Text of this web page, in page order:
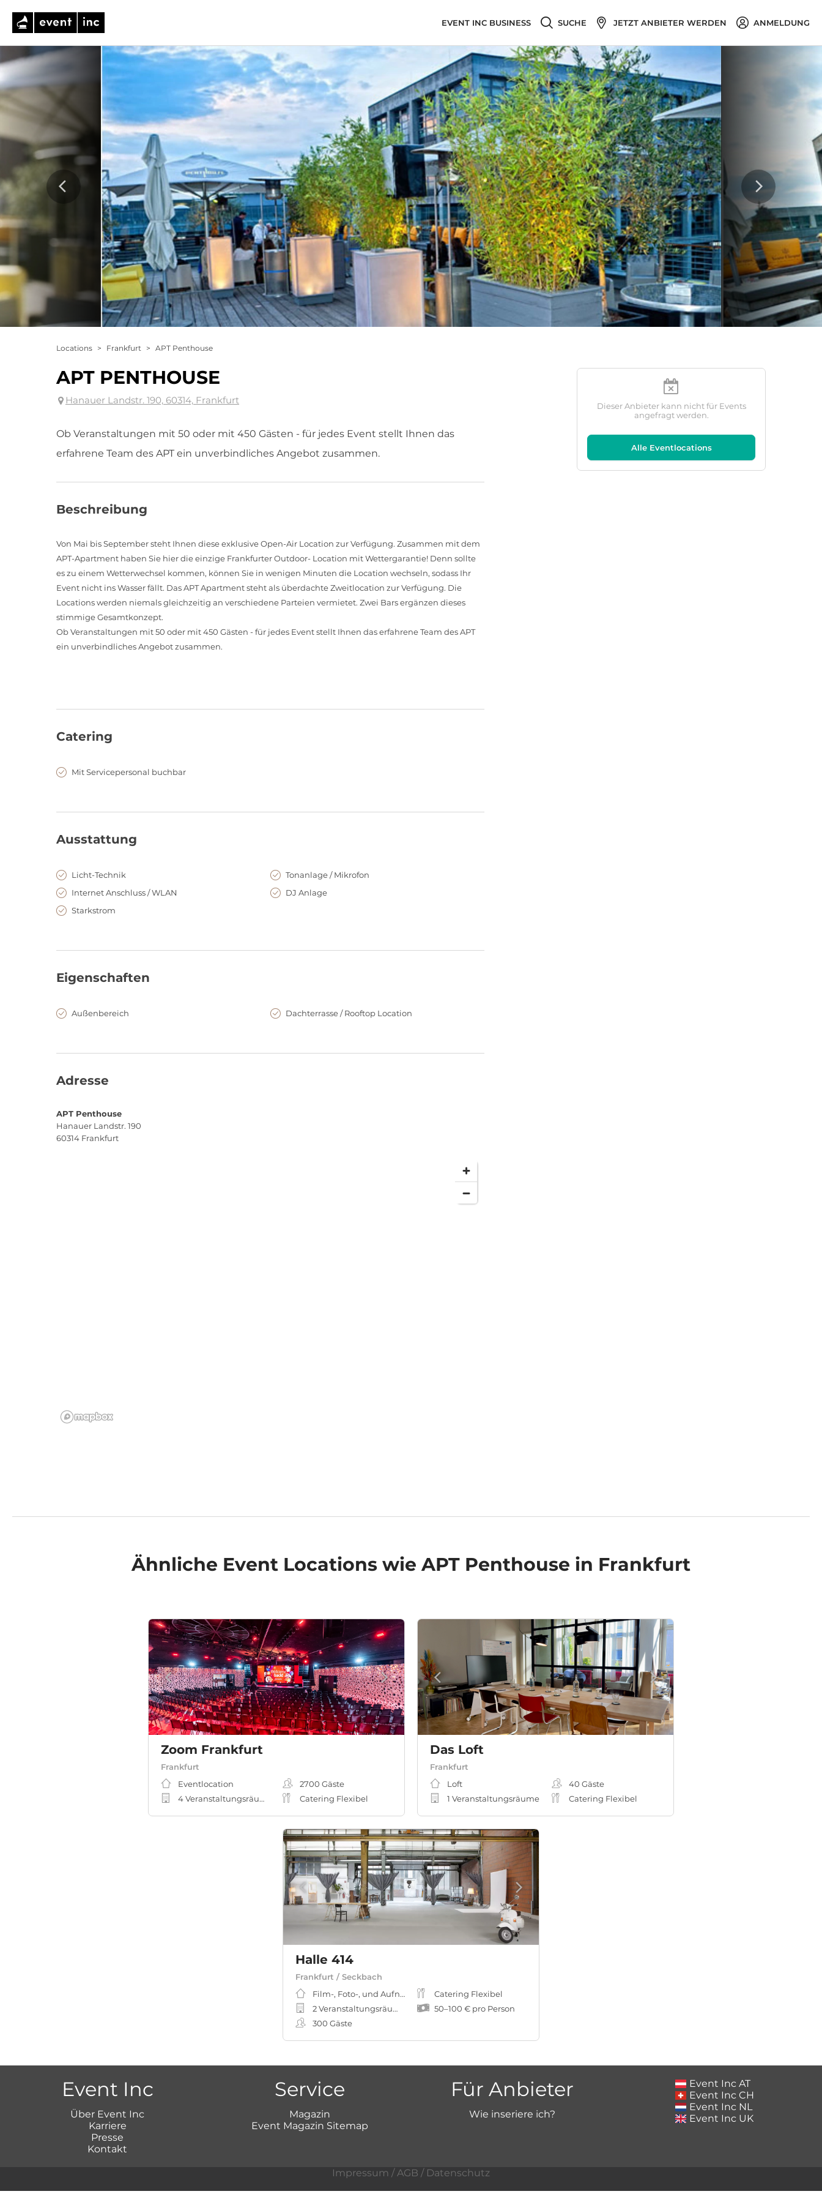
EVENT INC BUSINESS SUCHE JETZT ANBIETER WERDEN ANMELDUNG
Locations > Frankfurt > APT Penthouse
APT PENTHOUSE
Hanauer Landstr. 190, 60314, Frankfurt
Ob Veranstaltungen mit 50 oder mit 450 Gästen - für jedes Event stellt Ihnen das
erfahrene Team des APT ein unverbindliches Angebot zusammen.
Beschreibung
Von Mai bis September steht Ihnen diese exklusive Open-Air Location zur Verfügung. Zusammen mit dem
APT-Apartment haben Sie hier die einzige Frankfurter Outdoor- Location mit Wettergarantie! Denn sollte
es zu einem Wetterwechsel kommen, können Sie in wenigen Minuten die Location wechseln, sodass Ihr
Event nicht ins Wasser fällt. Das APT Apartment steht als überdachte Zweitlocation zur Verfügung. Die
Locations werden niemals gleichzeitig an verschiedene Parteien vermietet. Zwei Bars ergänzen dieses
stimmige Gesamtkonzept.
Ob Veranstaltungen mit 50 oder mit 450 Gästen - für jedes Event stellt Ihnen das erfahrene Team des APT
ein unverbindliches Angebot zusammen.
Catering
Mit Servicepersonal buchbar
Ausstattung
Licht-Technik
Tonanlage / Mikrofon
Internet Anschluss / WLAN
DJ Anlage
Starkstrom
Eigenschaften
Außenbereich Dachterrasse / Rooftop Location
Adresse
APT Penthouse
Hanauer Landstr. 190
60314 Frankfurt
Dieser Anbieter kann nicht für Events
angefragt werden.
Alle Eventlocations
Ähnliche Event Locations wie APT Penthouse in Frankfurt
Zoom Frankfurt
Frankfurt
Eventlocation
4 Veranstaltungsräume
2700 Gäste
Catering Flexibel
Das Loft
Frankfurt
Loft
1 Veranstaltungsräume
40 Gäste
Catering Flexibel
Halle 414
Frankfurt / Seckbach
Film-, Foto-, und Aufnahmestudio
2 Veranstaltungsräume
300 Gäste
Catering Flexibel
50–100 € pro Person
Event Inc
Über Event Inc
Karriere
Presse
Kontakt
Service
Magazin
Event Magazin Sitemap
Für Anbieter
Wie inseriere ich?
Event Inc AT
Event Inc CH
Event Inc NL
Event Inc UK
Impressum / AGB / Datenschutz